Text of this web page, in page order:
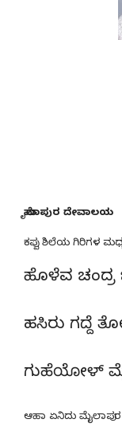
ಮೈಲಾಪುರ ದೇವಾಲಯ
ಕಪ್ಪು ಶಿಲೆಯ ಗಿರಿಗಳ
ಹೊಳೆವ ಚಂದ್ರ
ಹಸಿರು ಗದ್ದೆ
ಗುಹೆಯೋಳ್
ಆಹಾ ಏನಿದು ಮೈಲಾಪುರ